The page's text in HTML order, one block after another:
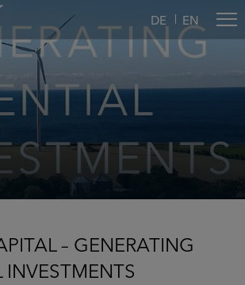
DE EN
– GENERATING
INVESTMENTS